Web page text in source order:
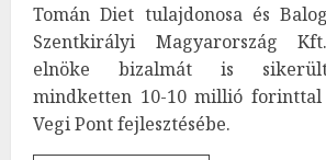
Tomán Diet tulajdonosa és
Szentkirályi Magyarország
elnöke bizalmát is
mindketten 10-10 millió
Vegi Pont fejlesztésébe.